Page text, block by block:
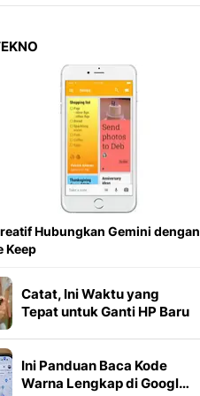
Hubungkan Gemini dengan
Keep
Catat, Ini Waktu yang
Tepat untuk Ganti HP Baru
Ini Panduan Baca Kode
Warna Lengkap di Googl…